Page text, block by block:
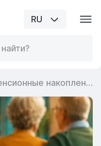
RU
Пенсионные накопления в 2026 году: что изменится для вкладчиков